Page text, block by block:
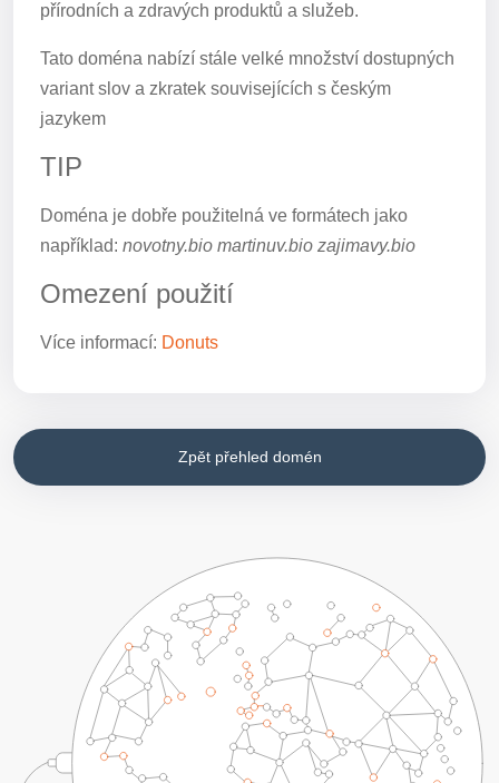
přírodních a zdravých produktů a služeb.
Tato doména nabízí stále velké množství dostupných
variant slov a zkratek souvisejících s českým
jazykem
TIP
Doména je dobře použitelná ve formátech jako
například: novotny.bio martinuv.bio zajimavy.bio
Omezení použití
Více informací: Donuts
Zpět přehled domén